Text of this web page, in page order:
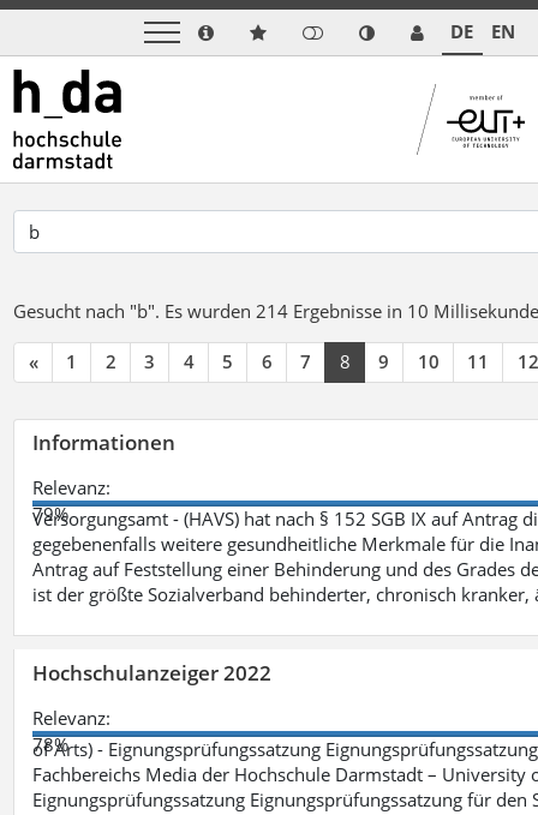
DE EN
Gesucht nach "b". Es wurden 214 Ergebnisse in 10
« 1 2 3 4 5 6 7 8 9 10 11 12
Informationen
Relevanz:
79%
Versorgungsamt - (HAVS) hat nach § 152 SGB IX auf
gegebenenfalls weitere gesundheitliche Merkmale für die
Antrag auf Feststellung einer Behinderung und des Grades
ist der größte Sozialverband behinderter, chronisch kranker,
Hochschulanzeiger 2022
Relevanz:
78%
of Arts) - Eignungsprüfungssatzung
Fachbereichs Media der Hochschule Darmstadt –
Eignungsprüfungssatzung Eignungsprüfungssatzung für den